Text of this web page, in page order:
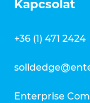
Kapcsolat
+36 (1) 471 2424
Enterprise